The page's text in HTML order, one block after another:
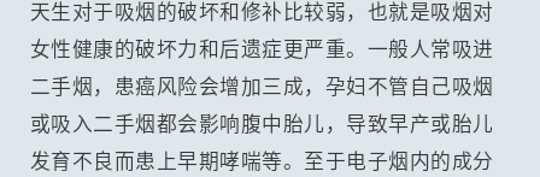
天生对于吸烟的破坏和修补比较弱，也就是吸烟对
女性健康的破坏力和后遗症更严重。一般人常吸进
二手烟，患癌风险会增加三成，孕妇不管自己吸烟
或吸入二手烟都会影响腹中胎儿，导致早产或胎儿
发育不良而患上早期哮喘等。至于电子烟内的成分